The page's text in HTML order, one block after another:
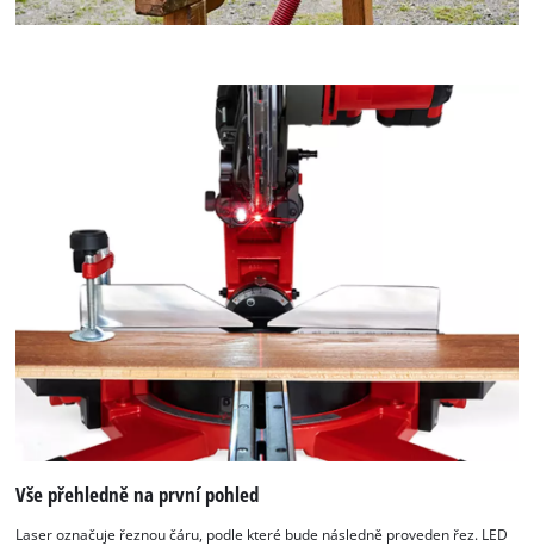
Vše přehledně na první pohled
Laser označuje řeznou čáru, podle které bude následně proveden řez. LED